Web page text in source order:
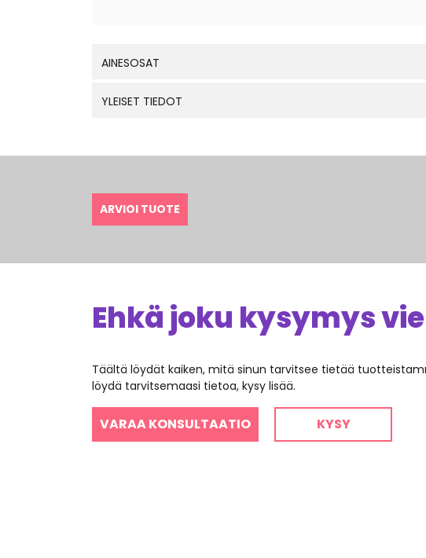
AINESOSAT
YLEISET TIEDOT
ARVIOI TUOTE
Ehkä joku kysymys
Täältä löydät kaiken, mitä sinun tarvitsee tietää
löydä tarvitsemaasi tietoa, kysy lisää.
VARAA KONSULTAATIO KYSY